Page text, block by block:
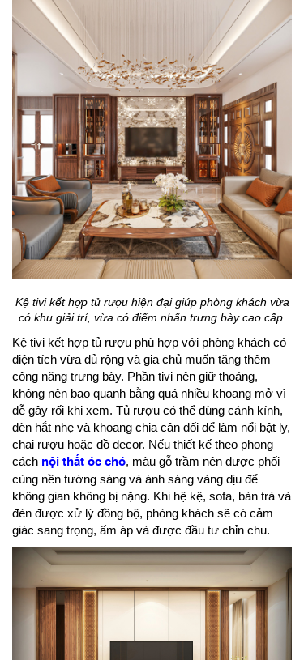
Kệ tivi kết hợp tủ rượu hiện đại giúp phòng khách vừa
có khu giải trí, vừa có điểm nhấn trưng bày cao cấp.
Kệ tivi kết hợp tủ rượu phù hợp với phòng khách có
diện tích vừa đủ rộng và gia chủ muốn tăng thêm
công năng trưng bày. Phần tivi nên giữ thoáng,
không nên bao quanh bằng quá nhiều khoang mở vì
dễ gây rối khi xem. Tủ rượu có thể dùng cánh kính,
đèn hắt nhẹ và khoang chia cân đối để làm nổi bật ly,
chai rượu hoặc đồ decor. Nếu thiết kế theo phong
cách nội thất óc chó, màu gỗ trầm nên được phối
cùng nền tường sáng và ánh sáng vàng dịu để
không gian không bị nặng. Khi hệ kệ, sofa, bàn trà và
đèn được xử lý đồng bộ, phòng khách sẽ có cảm
giác sang trọng, ấm áp và được đầu tư chỉn chu.